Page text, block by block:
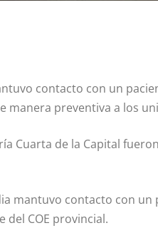
contacto con un
manera preventiva a los
Cuarta de la Capital
mantuvo contacto con
COE provincial.